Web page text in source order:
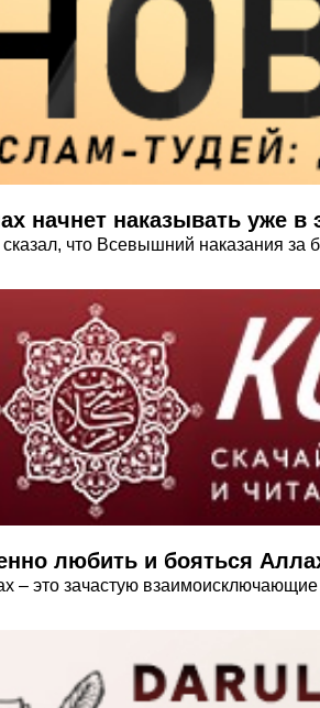
начнет наказывать уже в
что Всевышний наказания за
любить и бояться
– это зачастую